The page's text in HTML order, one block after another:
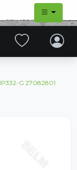
G 27082801